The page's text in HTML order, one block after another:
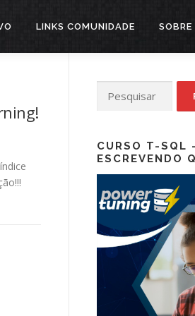
LINKS COMUNIDADE SOBRE
por:
CURSO T-SQL
ESCREVENDO